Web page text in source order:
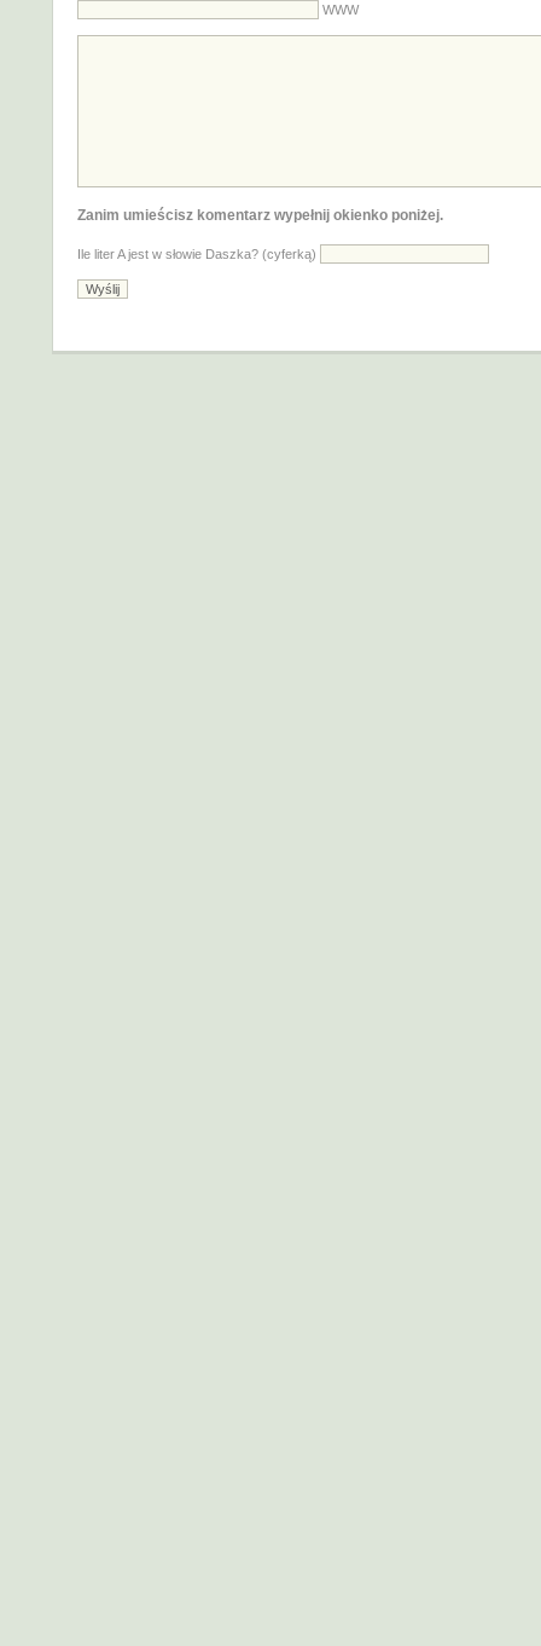
WWW
Zanim umieścisz komentarz wypełnij okienko poniżej.
Ile liter A jest w słowie Daszka? (cyferką)